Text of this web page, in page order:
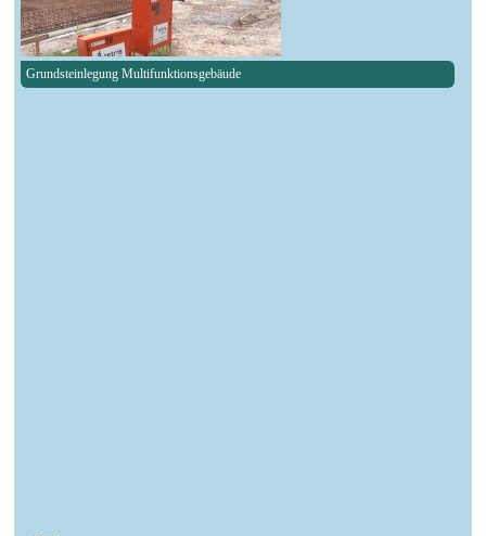
Grundsteinlegung Multifunktionsgebäude